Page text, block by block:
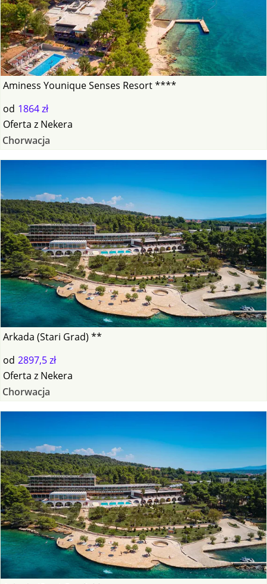
Aminess Younique Senses Resort ****
od 1864 zł
Oferta z Nekera
Chorwacja
Arkada (Stari Grad) **
od 2897,5 zł
Oferta z Nekera
Chorwacja